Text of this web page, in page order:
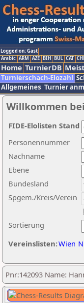
Logged on: Gast
Arabic ARM AZE BIH BUL CAT
Home TurnierDB
Turnierschach-Elozahl
Allgemeines Turnier
Willkommen
Nachname
Ebene
Sortierung
Personennummer
Bundesland
Spgem./Kreis/Verein
Vereinslisten:Wien
FIDE-Elolisten Stand
Pnr:142093 Name: